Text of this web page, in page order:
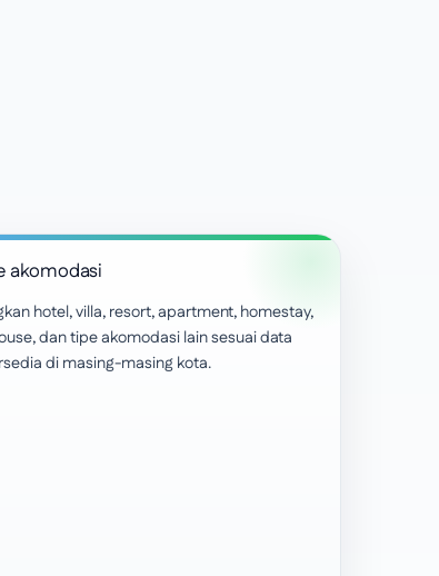
akomodasi
hotel, villa, resort, apartment, homestay,
dan tipe akomodasi lain sesuai data
di masing-masing kota.